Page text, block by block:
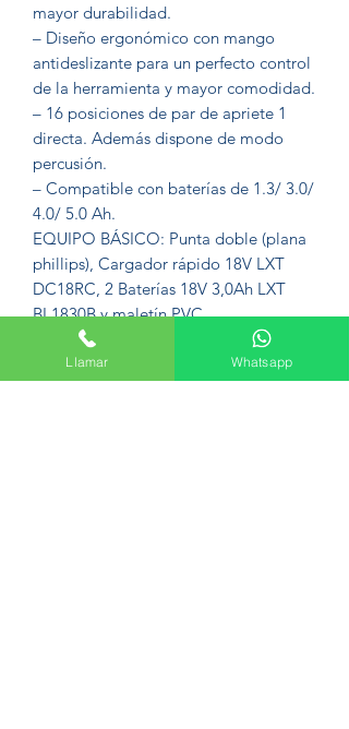
mayor durabilidad.
– Diseño ergonómico con mango
antideslizante para un perfecto control
de la herramienta y mayor comodidad.
– 16 posiciones de par de apriete 1
directa. Además dispone de modo
percusión.
– Compatible con baterías de 1.3/ 3.0/
4.0/ 5.0 Ah.
EQUIPO BÁSICO: Punta doble (plana
phillips), Cargador rápido 18V LXT
DC18RC, 2 Baterías 18V 3,0Ah LXT
BL1830B y maletín PVC.
Llamar Whatsapp